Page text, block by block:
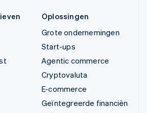
Oplossingen
Grote ondernemingen
Start-ups
Agentic commerce
Cryptovaluta
E-commerce
Geïntegreerde financiën